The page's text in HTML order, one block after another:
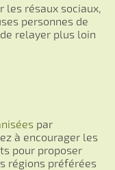
les résaux sociaux,
personnes de
relayer plus loin
par
à encourager les
pour proposer
régions préférées